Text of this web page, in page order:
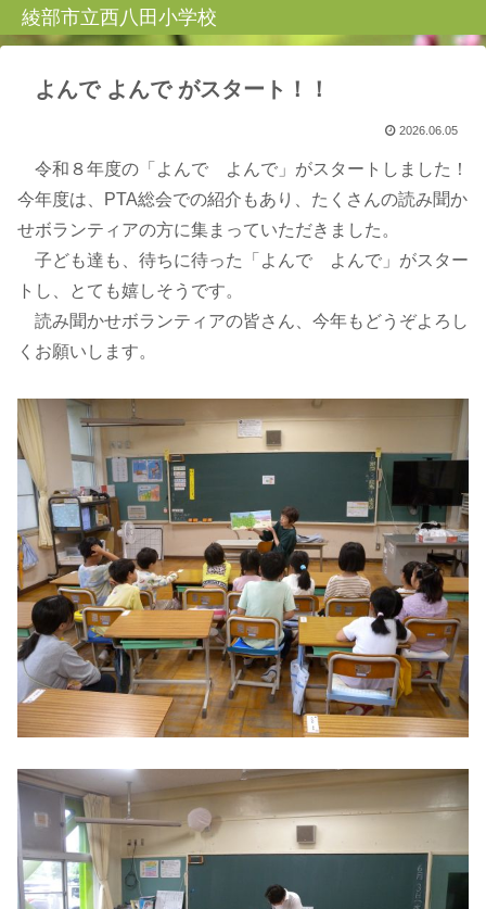
綾部市立西八田小学校
よんで よんで がスタート！！
2026.06.05
令和８年度の「よんで よんで」がスタートしました！
今年度は、PTA総会での紹介もあり、たくさんの読み聞か
せボランティアの方に集まっていただきました。
子ども達も、待ちに待った「よんで よんで」がスター
トし、とても嬉しそうです。
読み聞かせボランティアの皆さん、今年もどうぞよろし
くお願いします。